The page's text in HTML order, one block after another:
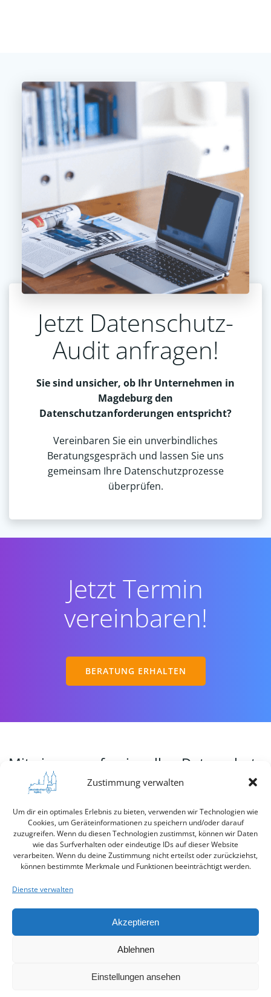
Zustimmung verwalten
Um dir ein optimales Erlebnis zu bieten, verwenden wir Technologien wie
Cookies, um Geräteinformationen zu speichern und/oder darauf
zuzugreifen. Wenn du diesen Technologien zustimmst, können wir Daten
wie das Surfverhalten oder eindeutige IDs auf dieser Website
verarbeiten. Wenn du deine Zustimmung nicht erteilst oder zurückziehst,
können bestimmte Merkmale und Funktionen beeinträchtigt werden.
Dienste verwalten
Akzeptieren
Ablehnen
Einstellungen ansehen
Jetzt Datenschutz-
Audit anfragen!
Sie sind unsicher, ob Ihr Unternehmen in
Magdeburg den
Datenschutzanforderungen entspricht?
Vereinbaren Sie ein unverbindliches
Beratungsgespräch und lassen Sie uns
gemeinsam Ihre Datenschutzprozesse
überprüfen.
Jetzt Termin
vereinbaren!
BERATUNG ERHALTEN
Mit einem professionellen Datenschutz
Audit von Datenschutz-Magdeburg oder
einem Partner sichern Sie sich rechtlich
ab und optimieren Ihre Prozesse
nachhaltig. Vertrauen Sie auf unsere
Erfahrung und Kompetenz – für einen
sicheren Datenschutz in Magdeburg!
© 2026 Datenschutzbeauftragter Magdeburg. Created